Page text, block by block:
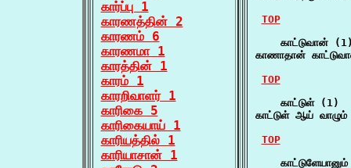
கார்ப்பு 1
காரணத்தின் 2
காரணம் 6
காரணமா 1
காரத்தின் 1
காரம் 1
காரறிவாளர் 1
காரிகை 5
காரிகையாய் 1
காரியத்தில் 1
காரியாசான் 1
TOP
காட்டுவான்
காணாதான்
TOP
    காட்டுள் (1)
காட்டுள் ஆய் வாழும்
TOP